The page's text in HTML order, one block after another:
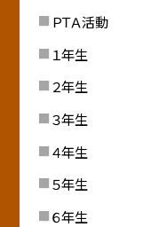
ＰＴＡ活動
１年生
２年生
３年生
４年生
５年生
６年生